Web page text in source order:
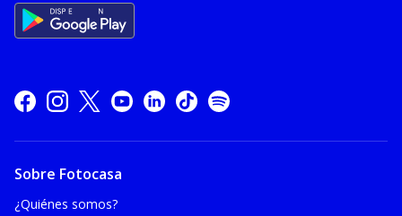
Sobre Fotocasa
¿Quiénes somos?